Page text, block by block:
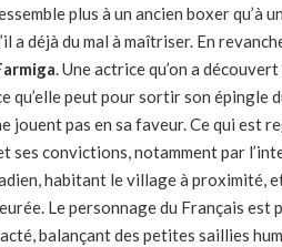
plus à un ancien boxer qu’à
a déjà du mal à maîtriser. En
. Une actrice qu’on a
qu’elle peut pour sortir son épingle
jouent pas en sa faveur. Ce qui est
ses convictions, notamment par
habitant le village à proximité,
Le personnage du Français est
balançant des petites saillies